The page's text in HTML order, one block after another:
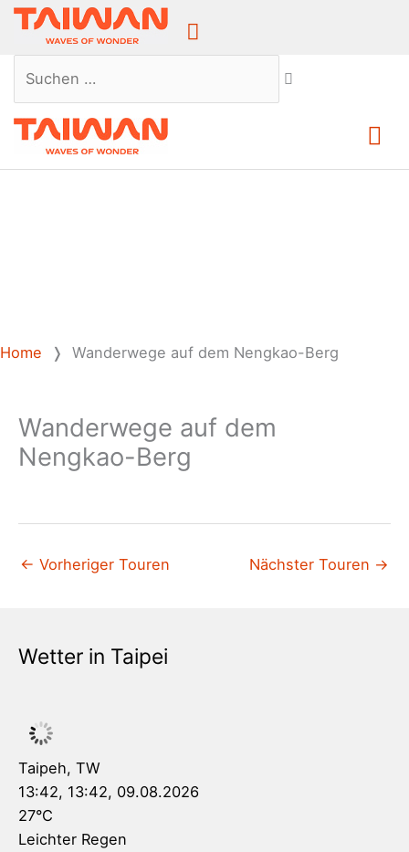
Above
Suchen …
Home ❭ Wanderwege auf dem Nengkao-Berg
Wanderwege auf dem
Nengkao-Berg
← Vorheriger Touren Nächster Touren →
Wetter in Taipei
Taipeh, TW
13:42, 13:42, 09.08.2026
27°C
Leichter Regen